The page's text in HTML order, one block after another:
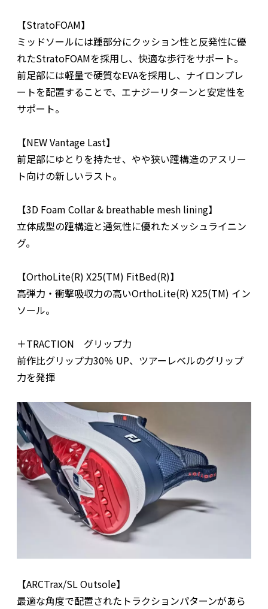
【StratoFOAM】
ミッドソールには踵部分にクッション性と反発性に優
れたStratoFOAMを採用し、快適な歩行をサポート。
前足部には軽量で硬質なEVAを採用し、ナイロンプレ
ートを配置することで、エナジーリターンと安定性を
サポート。
【NEW Vantage Last】
前足部にゆとりを持たせ、やや狭い踵構造のアスリー
ト向けの新しいラスト。
【3D Foam Collar & breathable mesh lining】
立体成型の踵構造と通気性に優れたメッシュライニン
グ。
【OrthoLite(R) X25(TM) FitBed(R)】
高弾力・衝撃吸収力の高いOrthoLite(R) X25(TM) イン
ソール。
＋TRACTION グリップ力
前作比グリップ力30％ UP、ツアーレベルのグリップ
力を発揮
【ARCTrax/SL Outsole】
最適な角度で配置されたトラクションパターンがあら